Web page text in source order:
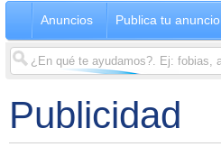
Anuncios Publica tu anuncio
Publicidad